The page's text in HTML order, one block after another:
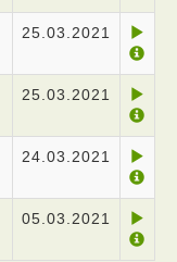
25.03.2021
25.03.2021
24.03.2021
05.03.2021